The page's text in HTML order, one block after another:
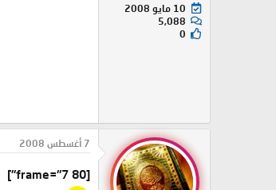
10 مايو 2008
5,088
0
7 أغسطس 2008
[frame="7 80"]